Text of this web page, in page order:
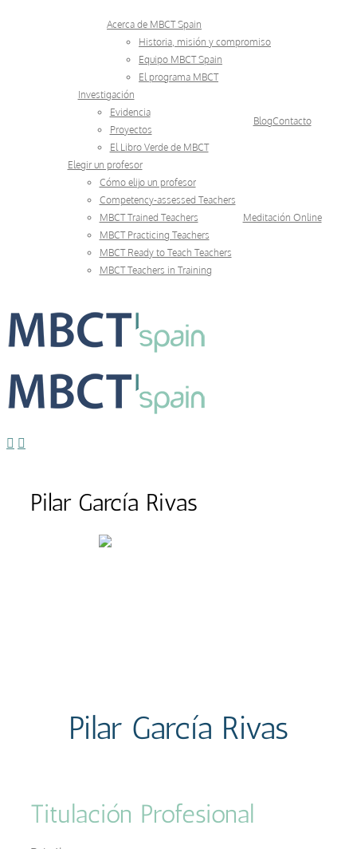
Acerca de MBCT Spain
Historia, misión y compromiso
Equipo MBCT Spain
El programa MBCT
Investigación
Evidencia
Proyectos
El Libro Verde de MBCT
BlogContacto
Elegir un profesor
Cómo elijo un profesor
Competency-assessed Teachers
MBCT Trained Teachers
MBCT Practicing Teachers
MBCT Ready to Teach Teachers
MBCT Teachers in Training
Meditación Online
Pilar García Rivas
Pilar García Rivas
Titulación Profesional